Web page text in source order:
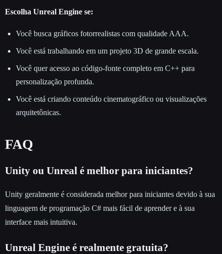
Escolha Unreal Engine se:
Você busca gráficos fotorrealistas com qualidade AAA.
Você está trabalhando em um projeto 3D de grande escala.
Você quer acesso ao código-fonte completo em C++ para
personalização profunda.
Você está criando conteúdo cinematográfico ou visualizações
arquitetônicas.
FAQ
Unity ou Unreal é melhor para iniciantes?
Unity geralmente é considerada melhor para iniciantes devido à sua
linguagem de programação C# mais fácil de aprender e à sua
interface mais intuitiva.
Unreal Engine é realmente gratuita?